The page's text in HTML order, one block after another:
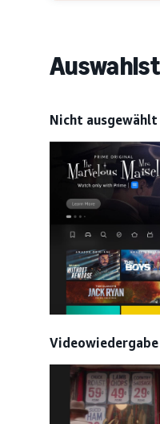
Nicht ausgewählt
Videowiedergabe